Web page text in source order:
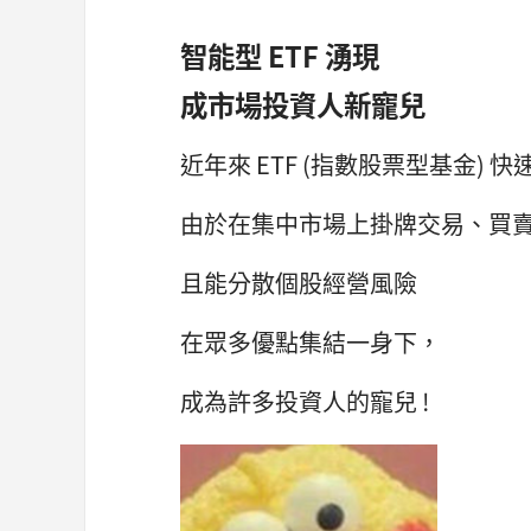
智能型 ETF 湧現
成市場投資人新寵兒
近年來 ETF (指數股票型基金) 快
由於在集中市場上掛牌交易、買
且能分散個股經營風險
在眾多優點集結一身下，
成為許多投資人的寵兒 !